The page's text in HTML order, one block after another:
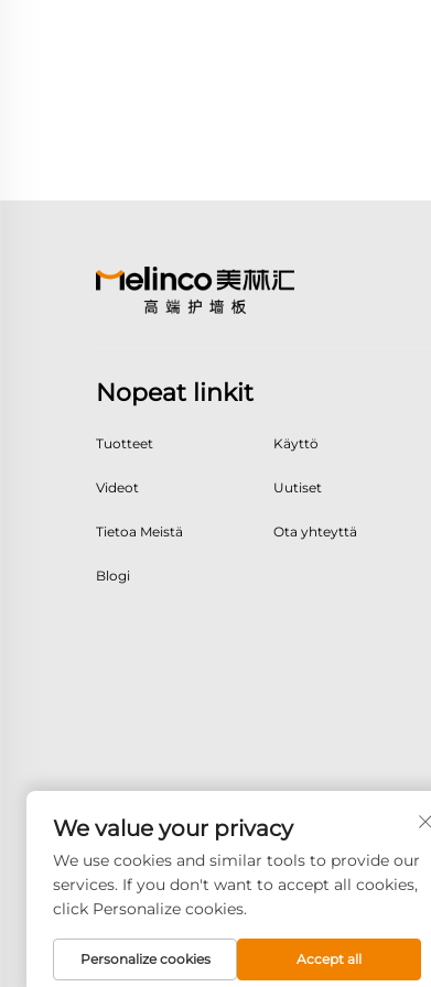
Nopeat linkit
Tuotteet Käyttö
Videot Uutiset
Tietoa Meistä Ota yhteyttä
Blogi
Tekijänoikeus © 2026 GOODAY ADVANCED
We value your privacy
We use cookies and similar tools to provide our
services. If you don't want to accept all cookies,
click Personalize cookies.
Personalize cookies Accept all